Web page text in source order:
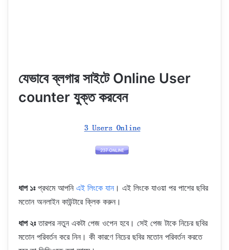
যেভাবে ব্লগার সাইটে Online User
counter যুক্ত করবেন
ধাপ ১ঃপ্রথমে আপনি এই লিংকে যান । এই লিংকে যাওয়া পর পাশের ছবির
মতোন অনলাইন কাউন্টারে ক্লিক করুন।
ধাপ ২ঃতারপর নতুন একটা পেজ ওপেন হবে। সেই পেজ টাকে নিচের ছবির
মতোন পরিবর্তন করে নিন। কী কারণে নিচের ছবির মতোন পরিবর্তন করতে